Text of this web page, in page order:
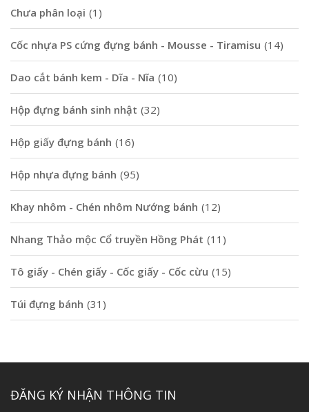
Chưa phân loại (1)
Cốc nhựa PS cứng đựng bánh - Mousse - Tiramisu (14)
Dao cắt bánh kem - Dĩa - Nĩa (10)
Hộp đựng bánh sinh nhật (32)
Hộp giấy đựng bánh (16)
Hộp nhựa đựng bánh (95)
Khay nhôm - Chén nhôm Nướng bánh (12)
Nhang Thảo mộc Cổ truyền Hồng Phát (11)
Tô giấy - Chén giấy - Cốc giấy - Cốc cừu (15)
Túi đựng bánh (31)
ĐĂNG KÝ NHẬN THÔNG TIN